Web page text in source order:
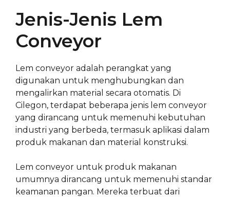
Jenis-Jenis Lem
Conveyor
Lem conveyor adalah perangkat yang
digunakan untuk menghubungkan dan
mengalirkan material secara otomatis. Di
Cilegon, terdapat beberapa jenis lem conveyor
yang dirancang untuk memenuhi kebutuhan
industri yang berbeda, termasuk aplikasi dalam
produk makanan dan material konstruksi.
Lem conveyor untuk produk makanan
umumnya dirancang untuk memenuhi standar
keamanan pangan. Mereka terbuat dari